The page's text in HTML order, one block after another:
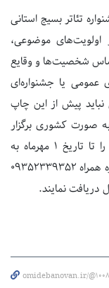
تئاتر بسیج استانی
اولویت‌های موضوعی،
شخصیت‌ها و وقایع
عمومی یا جشنواره‌ای
نباید پیش از این چاپ
صورت کشوری برگزار
می‌شود. لذا نویسندگان نسخه PDF آثار خود را تا تاریخ ۱ مهرماه به
آدرس honarealborz@chmail.ir یا به شماره همراه ۰۹۳۵۲۳۳۹۳۵۲
دریافت نمایند.
omidebanovan.ir/